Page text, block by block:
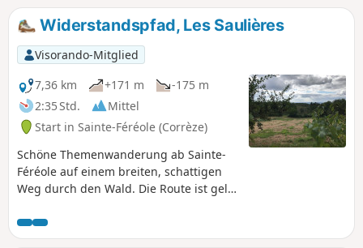
Widerstandspfad, Les Saulières
Visorando-Mitglied
7,36 km
+171 m
-175 m
2:35 Std.
Mittel
Start in Sainte-Féréole (Corrèze)
Schöne Themenwanderung ab Sainte-
Féréole auf einem breiten, schattigen
Weg durch den Wald. Die Route ist gelb
zum Thema Widerstandsbewegung
ausgestattet.